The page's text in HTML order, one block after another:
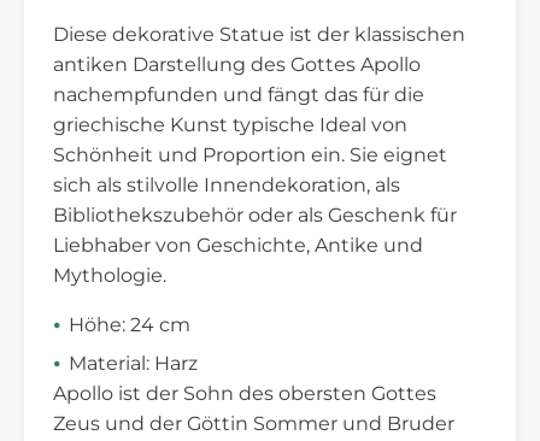
Diese dekorative Statue ist der klassischen
antiken Darstellung des Gottes Apollo
nachempfunden und fängt das für die
griechische Kunst typische Ideal von
Schönheit und Proportion ein. Sie eignet
sich als stilvolle Innendekoration, als
Bibliothekszubehör oder als Geschenk für
Liebhaber von Geschichte, Antike und
Mythologie.
Höhe: 24 cm
Material: Harz
Apollo ist der Sohn des obersten Gottes
Zeus und der Göttin Sommer und Bruder